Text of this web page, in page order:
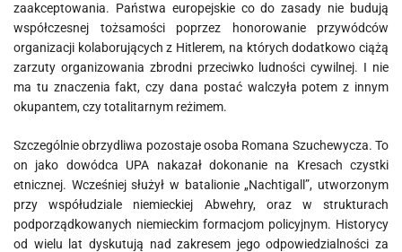
zaakceptowania. Państwa europejskie co do zasady nie budują
współczesnej tożsamości poprzez honorowanie przywódców
organizacji kolaborujących z Hitlerem, na których dodatkowo ciążą
zarzuty organizowania zbrodni przeciwko ludności cywilnej. I nie
ma tu znaczenia fakt, czy dana postać walczyła potem z innym
okupantem, czy totalitarnym reżimem.
Szczególnie obrzydliwa pozostaje osoba Romana Szuchewycza. To
on jako dowódca UPA nakazał dokonanie na Kresach czystki
etnicznej. Wcześniej służył w batalionie „Nachtigall”, utworzonym
przy współudziale niemieckiej Abwehry, oraz w strukturach
podporządkowanych niemieckim formacjom policyjnym. Historycy
od wielu lat dyskutują nad zakresem jego odpowiedzialności za